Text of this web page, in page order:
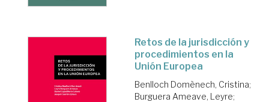
Retos de la jurisdicción y
procedimientos en la
Unión Europea
Benlloch Domènech, Cristina;
Burguera Ameave, Leyre;